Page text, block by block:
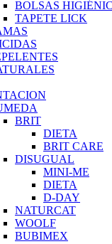
BOLSAS
TAPETE LICK
BRIT
DIETA
BRIT CARE
DISUGUAL
MINI-ME
DIETA
D-DAY
NATURCAT
WOOLF
BUBIMEX